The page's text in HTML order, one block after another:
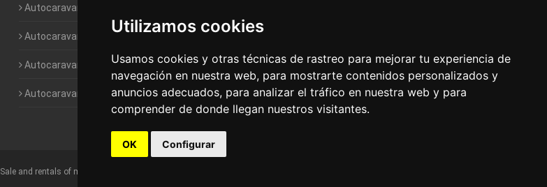
Utilizamos cookies
Usamos cookies y otras técnicas de rastreo para mejorar tu experiencia de
navegación en nuestra web, para mostrarte contenidos personalizados y
anuncios adecuados, para analizar el tráfico en nuestra web y para
comprender de donde llegan nuestros visitantes.
OK Configurar
Autocaravanas Yakart Jaén
Autocaravanas Yakart Lugo
Autocaravanas Yakart Valencia
Autocaravanas Yakart Vitoria
Sale and rentals of motorhomes